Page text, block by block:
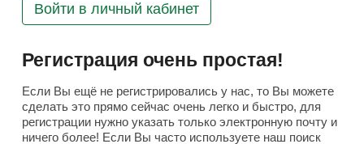
Войти в личный кабинет
Регистрация очень простая!
Если Вы ещё не регистрировались у нас, то Вы можете
сделать это прямо сейчас очень легко и быстро, для
регистрации нужно указать только электронную почту и
ничего более! Если Вы часто используете наш поиск